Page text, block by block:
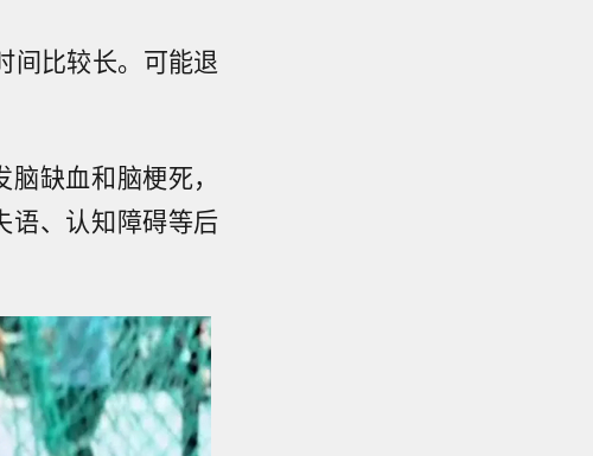
间比较长。可能退
缺血和脑梗死，
语、认知障碍等后